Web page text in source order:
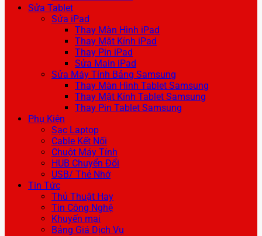
Sửa Tablet
Sửa iPad
Thay Màn Hình iPad
Thay Mặt Kính iPad
Thay Pin iPad
Sửa Main iPad
Sửa Máy Tính Bảng Samsung
Thay Màn Hình Tablet Samsung
Thay Mặt Kính Tablet Samsung
Thay Pin Tablet Samsung
Phụ Kiện
Sạc Laptop
Cable Kết Nối
Chuột Máy Tính
HUB Chuyển Đổi
USB/ Thẻ Nhớ
Tin Tức
Thủ Thuật Hay
Tin Công Nghệ
Khuyến mại
Bảng Giá Dịch Vụ